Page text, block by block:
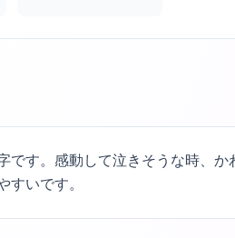
です。感動して泣きそうな時、か
すいです。